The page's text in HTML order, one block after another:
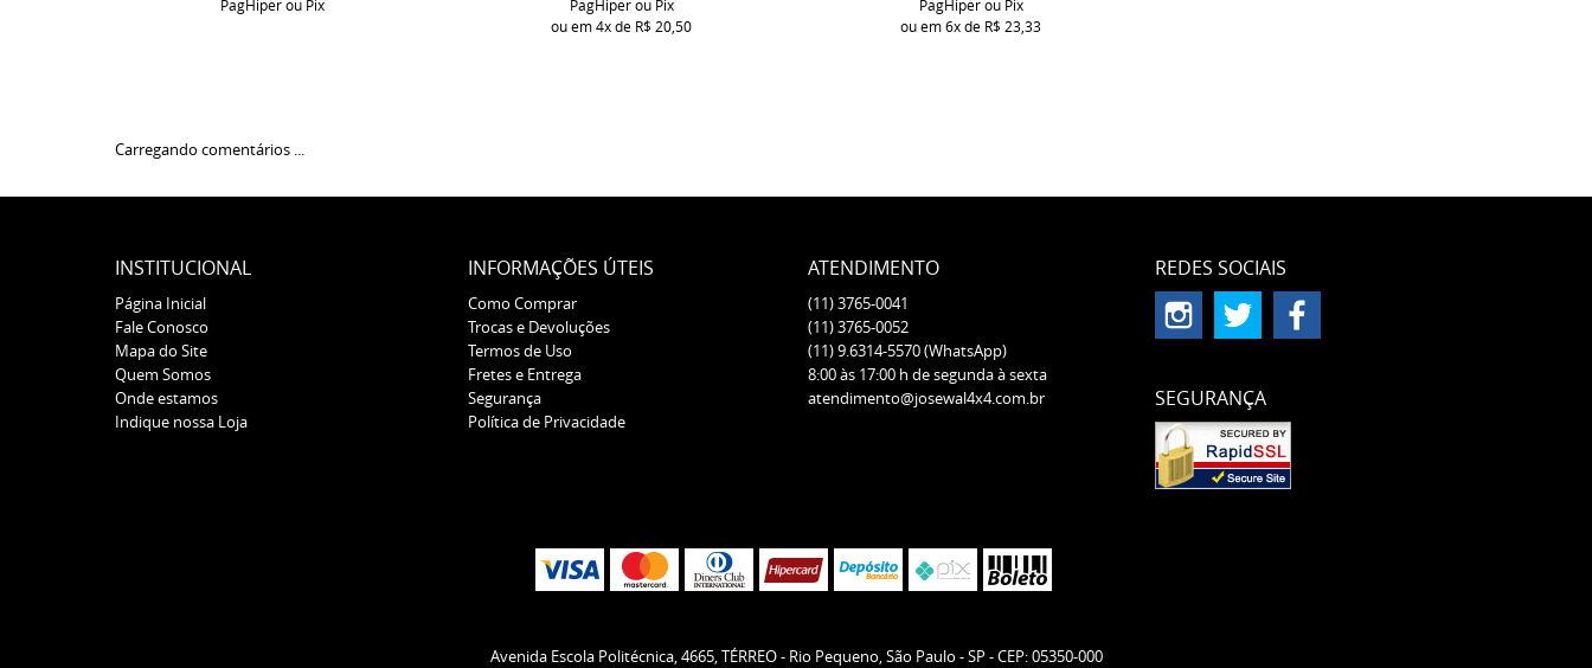
PagHiper ou Pix
PagHiper ou Pix
ou em4xde R$ 20,50
PagHiper ou Pix
ou em6xde R$ 23,33
Carregando comentários ...
INSTITUCIONAL
Página Inicial
Fale Conosco
Mapa do Site
Quem Somos
Onde estamos
Indique nossa Loja
INFORMAÇÕES ÚTEIS
Como Comprar
Trocas e Devoluções
Termos de Uso
Fretes e Entrega
Segurança
Política de Privacidade
ATENDIMENTO
(11)3765-0041
(11)3765-0052
(11)9.6314-5570(WhatsApp)
8:00 às 17:00 h de segunda à sexta
atendimento@josewal4x4.com.br
REDES SOCIAIS
SEGURANÇA
Avenida Escola Politécnica, 4665, TÉRREO- Rio Pequeno, São Paulo -SP -CEP: 05350-000